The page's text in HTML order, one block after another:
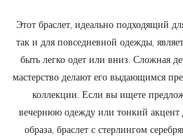
Этот браслет, идеально подходящий
так и для повседневной одежды,
быть легко одет или вниз. Сложная
мастерство делают его выдающимся
коллекции. Если вы ищете
вечернюю одежду или тонкий акцент
образа, браслет с стерлингом